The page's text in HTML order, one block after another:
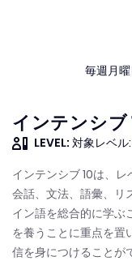
毎週月
インテンシブ
LEVEL: 対象レベル:
インテンシブ 10は、
会話、文法、語彙、リ
イン語を総合的に学ぶ
を養うことに重点を置
信を身につけることが